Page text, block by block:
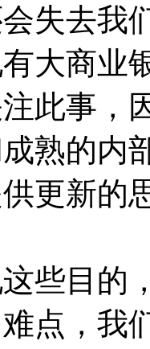
失去我
大商业
此事，
熟的内
更新的
些目的
点，我